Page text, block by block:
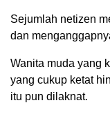
Sejumlah netizen
dan
Wanita muda yang
yang cukup ketat
itu pun dilaknat.